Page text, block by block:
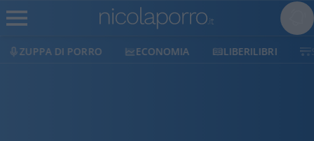
ECONOMIA LIBERILIBRI SHOP SOSTIENICI